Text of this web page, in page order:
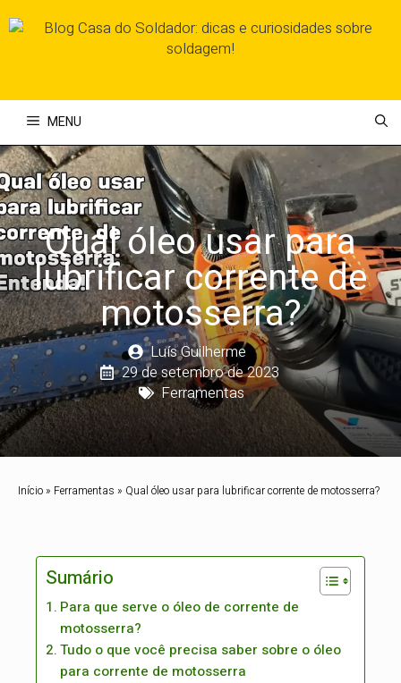
para
MENU
Qual óleo usar para
lubrificar corrente de
motosserra?
Luís Guilherme
29 de setembro de 2023
Ferramentas
Início» Ferramentas » Qual óleo usar para lubrificar corrente de motosserra?
Sumário
Para que serve o óleo de corrente de
motosserra?
Tudo o que você precisa saber sobre o óleo
para corrente de motosserra